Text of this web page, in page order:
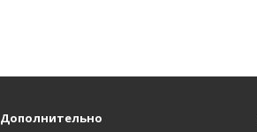
Дополнительно